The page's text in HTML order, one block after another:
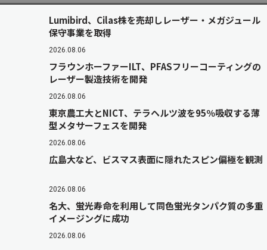
Lumibird、Cilas株を売却しレーザー・メガジュール
保守事業を取得
2026.08.06
フラウンホーファーILT、PFASフリーコーティングの
レーザー製造技術を開発
2026.08.06
東京農工大とNICT、テラヘルツ波を95％吸収する薄
型メタサーフェスを開発
2026.08.06
広島大など、ビスマス表面に隠れたスピン偏極を観測
2026.08.06
名大、蛍光寿命を利用して同色蛍光タンパク質の多重
イメージングに成功
2026.08.06